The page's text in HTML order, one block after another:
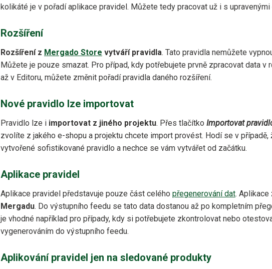
kolikáté je v pořadí aplikace pravidel. Můžete tedy pracovat už i s upravenými
Rozšíření
Rozšíření z Mergado Store vytváří pravidla. Tato pravidla nemůžete
Můžete je pouze smazat. Pro případ, kdy potřebujete prvně zpracovat data v
až v Editoru, můžete změnit pořadí pravidla daného rozšíření.
Nové pravidlo lze importovat
Pravidlo lze i importovat z jiného projektu. Přes tlačítko⁠ Importovat
zvolíte z jakého e-shopu a projektu chcete import provést. Hodí se v případě,
vytvořené sofistikované pravidlo a nechce se vám vytvářet od začátku.
Aplikace pravidel
Aplikace pravidel představuje pouze část celého přegenerování dat. Aplikace
Mergadu. Do výstupního feedu se tato data dostanou až po kompletním
je vhodné například pro případy, kdy si potřebujete zkontrolovat nebo
vygenerováním do výstupního feedu.
Aplikování pravidel jen na sledované produkty